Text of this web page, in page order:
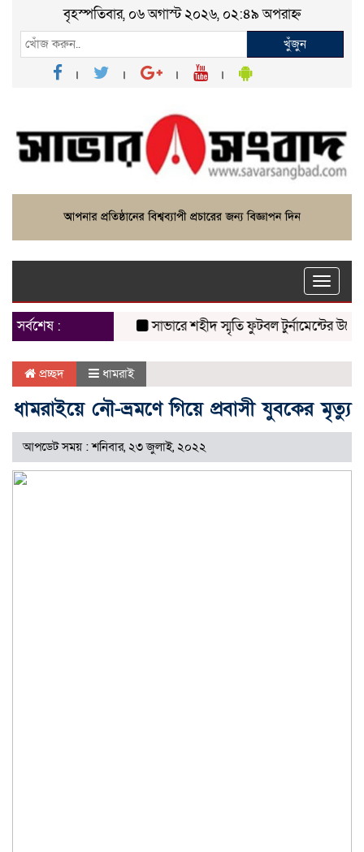
বৃহস্পতিবার, ০৬ অগাস্ট ২০২৬, ০২:৪৯ অপরাহ্ন
খুঁজুন
Toggle
সর্বশেষ :
সাভারে শহীদ স্মৃতি ফুটবল টুর্নামেন্টের উদ্বোধন
প্রচ্ছদ ধামরাই
ধামরাইয়ে নৌ-ভ্রমণে গিয়ে প্রবাসী যুবকের মৃত্যু
আপডেট সময় : শনিবার, ২৩ জুলাই, ২০২২